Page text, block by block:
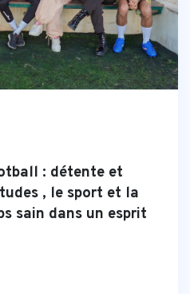
: détente et
, le sport et la
sain dans un esprit